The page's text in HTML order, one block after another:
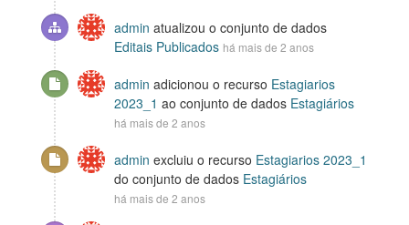
admin atualizou o conjunto de dados
Editais Publicados há mais de 2 anos
admin adicionou o recurso Estagiarios
2023_1 ao conjunto de dados Estagiários
há mais de 2 anos
admin excluiu o recurso Estagiarios 2023_1
do conjunto de dados Estagiários
há mais de 2 anos